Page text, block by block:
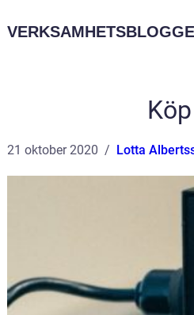
21 oktober 2020 Lotta